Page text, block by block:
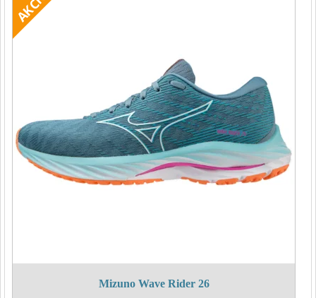
Mizuno Wave Rider 26